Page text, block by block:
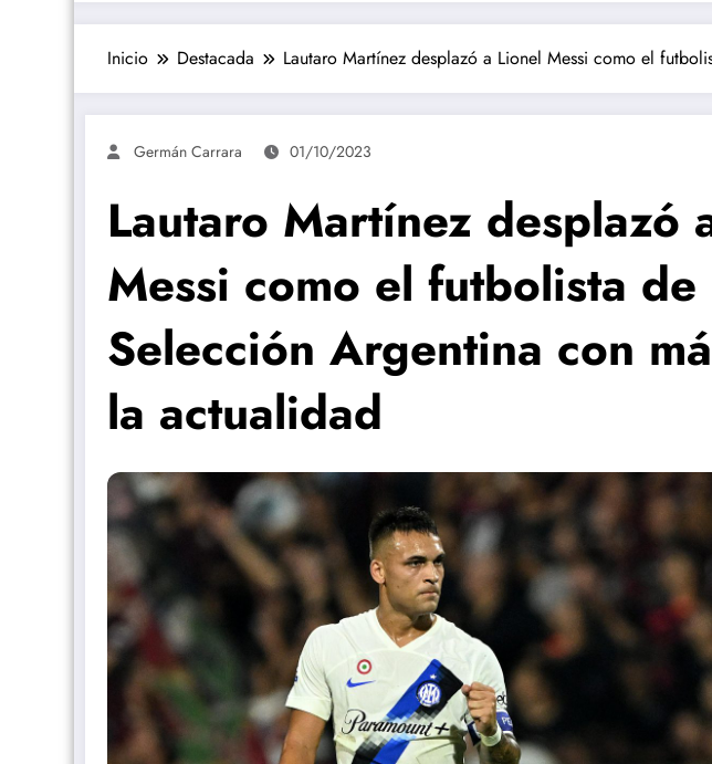
Inicio Destacada Lautaro Martínez desplazó a Lionel Messi como el
Germán Carrara 01/10/2023
Lautaro Martínez desplazó
Messi como el futbolista de
Selección Argentina con
la actualidad